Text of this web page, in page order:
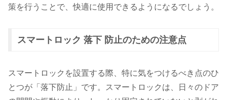
策を行うことで、快適に使用できるようになるでしょう。
スマートロック 落下 防止のための注意点
スマートロックを設置する際、特に気をつけるべき点のひ
とつが「落下防止」です。スマートロックは、日々のドア